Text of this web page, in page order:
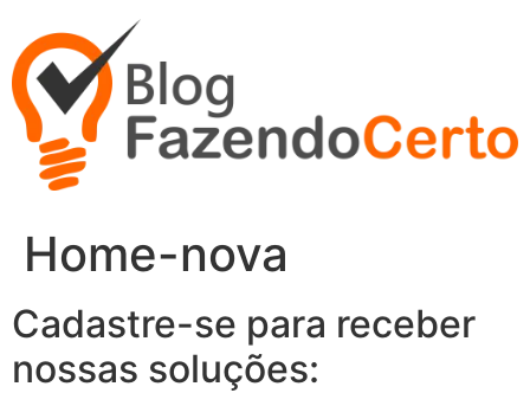
para
conteúdo
Home-nova
Cadastre-se para receber
nossas soluções: